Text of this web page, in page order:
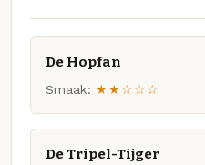
De Hopfan
Smaak: ★★☆☆☆
De Tripel-Tijger